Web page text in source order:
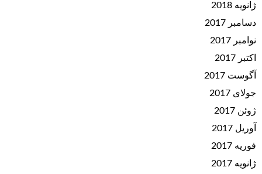
ژانویه 2018
دسامبر 2017
نوامبر 2017
اکتبر 2017
آگوست 2017
جولای 2017
ژوئن 2017
آوریل 2017
فوریه 2017
ژانویه 2017